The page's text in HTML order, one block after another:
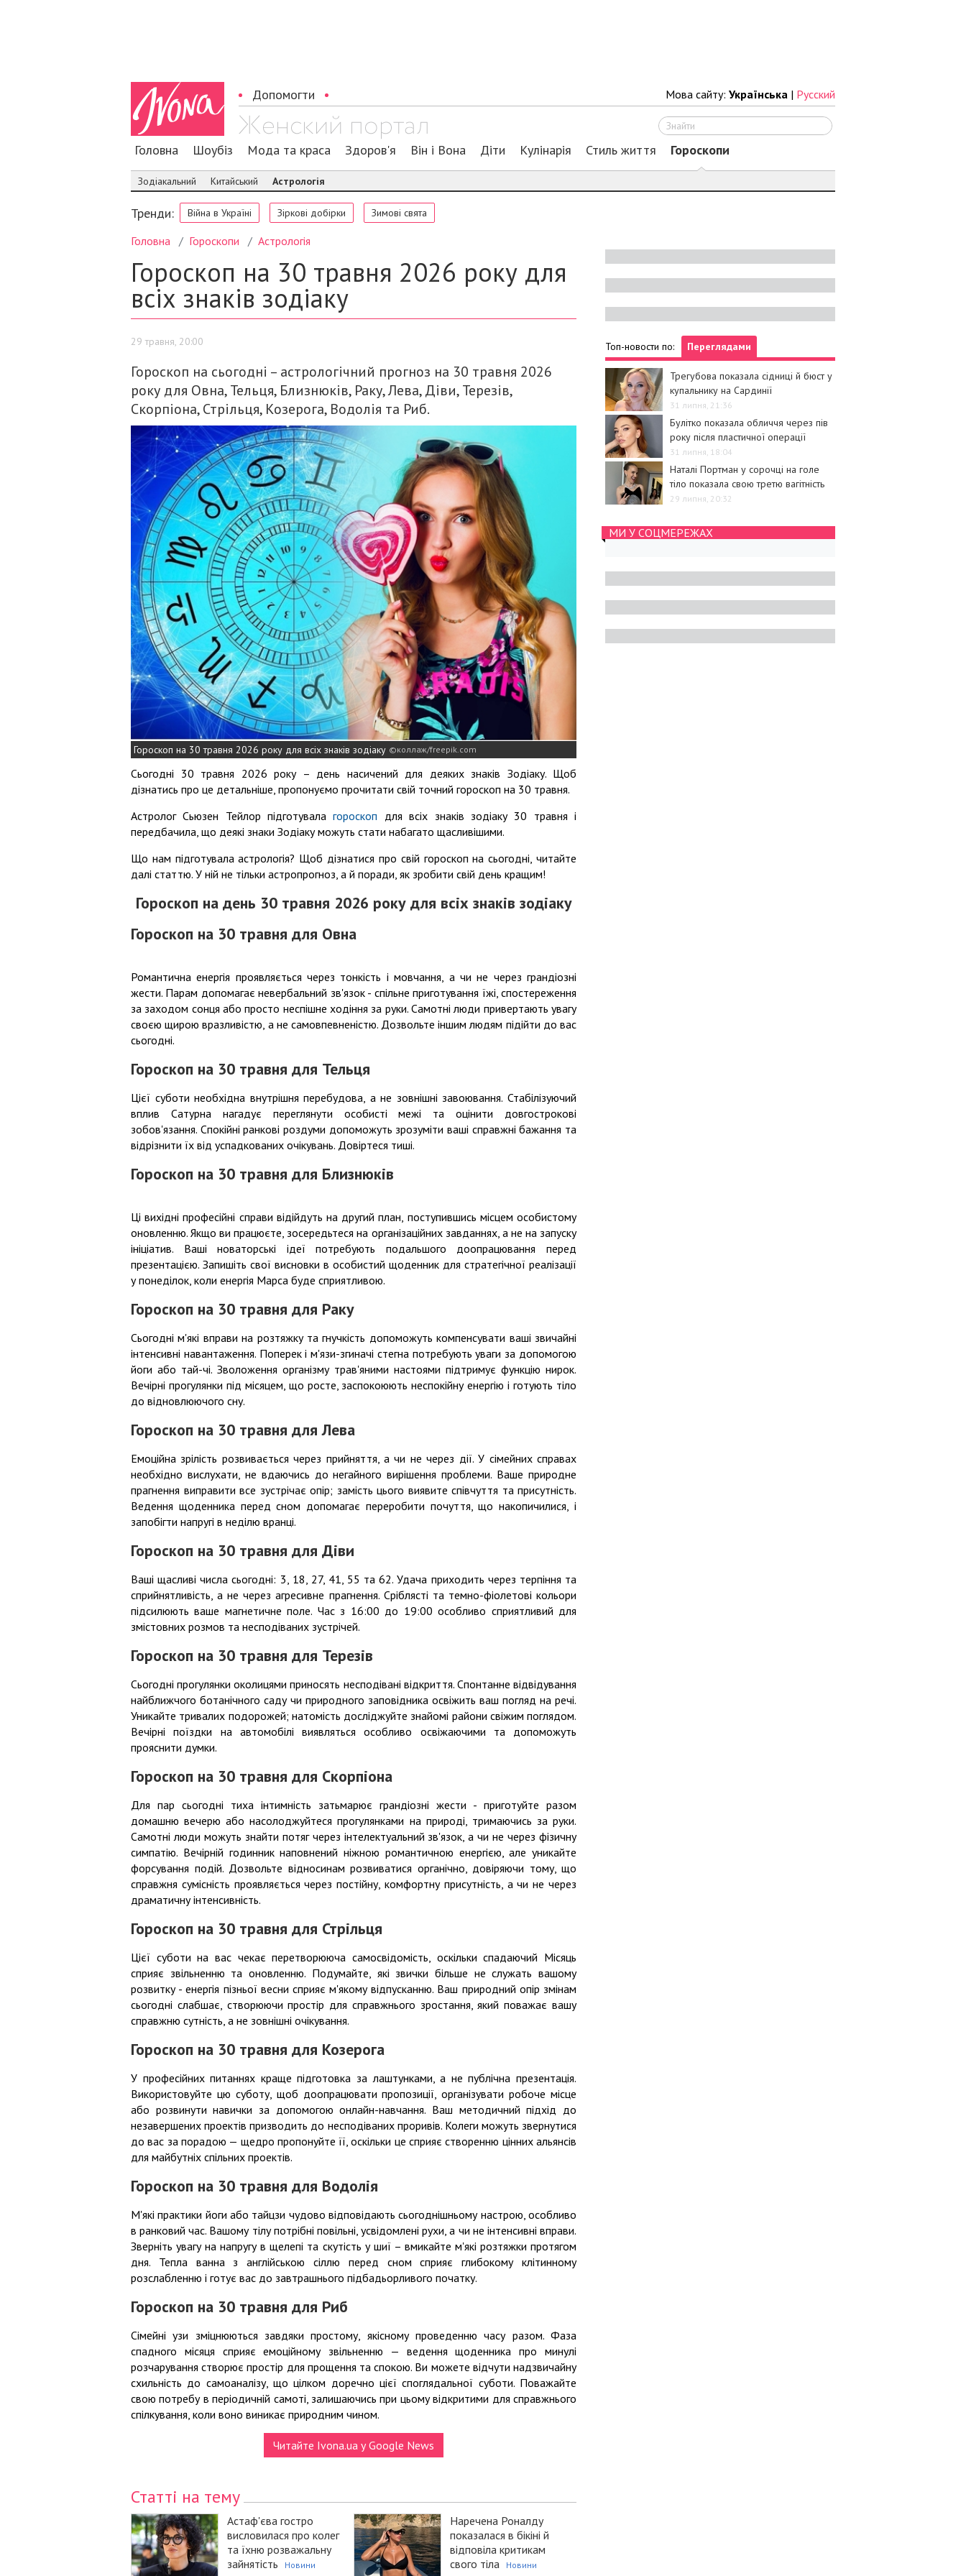
Допомогти Мова сайту: Українська | Русский
Головна Шоубіз Мода та краса Здоров'я Він і Вона Діти Кулінарія Стиль життя Гороскопи
Зодіакальний Китайський Астрологія
Тренди: Війна в Україні Зіркові добірки Зимові свята
Головна Гороскопи Астрологія
Гороскоп на 30 травня 2026 року для
всіх знаків зодіаку
29 травня, 20:00
Гороскоп на сьогодні – астрологічний прогноз на 30 травня 2026
року для Овна, Тельця, Близнюків, Раку, Лева, Діви, Терезів,
Скорпіона, Стрільця, Козерога, Водолія та Риб.
Гороскоп на 30 травня 2026 року для всіх знаків зодіаку коллаж/freepik.com
Сьогодні 30 травня 2026 року – день насичений для деяких знаків Зодіаку. Щоб
дізнатись про це детальніше, пропонуємо прочитати свій точний гороскоп на 30 травня.
Астролог Сьюзен Тейлор підготувалагороскоп для всіх знаків зодіаку 30 травня і
передбачила, що деякі знаки Зодіаку можуть стати набагато щасливішими.
Що нам підготувала астрологія? Щоб дізнатися про свій гороскоп на сьогодні, читайте
далі статтю. У ній не тільки астропрогноз, а й поради, як зробити свій день кращим!
Гороскоп на день 30 травня 2026 року для всіх знаків зодіаку
Гороскоп на 30 травня для Овна
Романтична енергія проявляється через тонкість і мовчання, а чи не через грандіозні
жести. Парам допомагає невербальний зв'язок - спільне приготування їжі, спостереження
за заходом сонця або просто неспішне ходіння за руки. Самотні люди привертають увагу
своєю щирою вразливістю, а не самовпевненістю. Дозвольте іншим людям підійти до вас
сьогодні.
Гороскоп на 30 травня для Тельця
Цієї суботи необхідна внутрішня перебудова, а не зовнішні завоювання. Стабілізуючий
вплив Сатурна нагадує переглянути особисті межі та оцінити довгострокові
зобов'язання. Спокійні ранкові роздуми допоможуть зрозуміти ваші справжні бажання та
відрізнити їх від успадкованих очікувань. Довіртеся тиші.
Гороскоп на 30 травня для Близнюків
Ці вихідні професійні справи відійдуть на другий план, поступившись місцем особистому
оновленню. Якщо ви працюєте, зосередьтеся на організаційних завданнях, а не на запуску
ініціатив. Ваші новаторські ідеї потребують подальшого доопрацювання перед
презентацією. Запишіть свої висновки в особистий щоденник для стратегічної реалізації
у понеділок, коли енергія Марса буде сприятливою.
Гороскоп на 30 травня для Раку
Сьогодні м'які вправи на розтяжку та гнучкість допоможуть компенсувати ваші звичайні
інтенсивні навантаження. Поперек і м'язи-згиначі стегна потребують уваги за допомогою
йоги або тай-чі. Зволоження організму трав'яними настоями підтримує функцію нирок.
Вечірні прогулянки під місяцем, що росте, заспокоюють неспокійну енергію і готують тіло
до відновлюючого сну.
Гороскоп на 30 травня для Лева
Емоційна зрілість розвивається через прийняття, а чи не через дії. У сімейних справах
необхідно вислухати, не вдаючись до негайного вирішення проблеми. Ваше природне
прагнення виправити все зустрічає опір; замість цього виявите співчуття та присутність.
Ведення щоденника перед сном допомагає переробити почуття, що накопичилися, і
запобігти напругі в неділю вранці.
Гороскоп на 30 травня для Діви
Ваші щасливі числа сьогодні: 3, 18, 27, 41, 55 та 62. Удача приходить через терпіння та
сприйнятливість, а не через агресивне прагнення. Сріблясті та темно-фіолетові кольори
підсилюють ваше магнетичне поле. Час з 16:00 до 19:00 особливо сприятливий для
змістовних розмов та несподіваних зустрічей.
Гороскоп на 30 травня для Терезів
Сьогодні прогулянки околицями приносять несподівані відкриття. Спонтанне відвідування
найближчого ботанічного саду чи природного заповідника освіжить ваш погляд на речі.
Уникайте тривалих подорожей; натомість досліджуйте знайомі райони свіжим поглядом.
Вечірні поїздки на автомобілі виявляться особливо освіжаючими та допоможуть
прояснити думки.
Гороскоп на 30 травня для Скорпіона
Для пар сьогодні тиха інтимність затьмарює грандіозні жести - приготуйте разом
домашню вечерю або насолоджуйтеся прогулянками на природі, тримаючись за руки.
Самотні люди можуть знайти потяг через інтелектуальний зв'язок, а чи не через фізичну
симпатію. Вечірній годинник наповнений ніжною романтичною енергією, але уникайте
форсування подій. Дозвольте відносинам розвиватися органічно, довіряючи тому, що
справжня сумісність проявляється через постійну, комфортну присутність, а чи не через
драматичну інтенсивність.
Гороскоп на 30 травня для Стрільця
Цієї суботи на вас чекає перетворююча самосвідомість, оскільки спадаючий Місяць
сприяє звільненню та оновленню. Подумайте, які звички більше не служать вашому
розвитку - енергія пізньої весни сприяє м'якому відпусканню. Ваш природний опір змінам
сьогодні слабшає, створюючи простір для справжнього зростання, який поважає вашу
справжню сутність, а не зовнішні очікування.
Гороскоп на 30 травня для Козерога
У професійних питаннях краще підготовка за лаштунками, а не публічна презентація.
Використовуйте цю суботу, щоб доопрацювати пропозиції, організувати робоче місце
або розвинути навички за допомогою онлайн-навчання. Ваш методичний підхід до
незавершених проектів призводить до несподіваних проривів. Колеги можуть звернутися
до вас за порадою — щедро пропонуйте її, оскільки це сприяє створенню цінних альянсів
для майбутніх спільних проектів.
Гороскоп на 30 травня для Водолія
М'які практики йоги або тайцзи чудово відповідають сьогоднішньому настрою, особливо
в ранковий час. Вашому тілу потрібні повільні, усвідомлені рухи, а чи не інтенсивні вправи.
Зверніть увагу на напругу в щелепі та скутість у шиї – вмикайте м'які розтяжки протягом
дня. Тепла ванна з англійською сіллю перед сном сприяє глибокому клітинному
розслабленню і готує вас до завтрашнього підбадьорливого початку.
Гороскоп на 30 травня для Риб
Сімейні узи зміцнюються завдяки простому, якісному проведенню часу разом. Фаза
спадного місяця сприяє емоційному звільненню — ведення щоденника про минулі
розчарування створює простір для прощення та спокою. Ви можете відчути надзвичайну
схильність до самоаналізу, що цілком доречно цієї споглядальної суботи. Поважайте
свою потребу в періодичній самоті, залишаючись при цьому відкритими для справжнього
спілкування, коли воно виникає природним чином.
Читайте Ivona.ua у Google News
Статті на тему
Астаф'єва гостро
висловилася про колег
та їхню розважальну
зайнятість
Новини
Наречена Роналду
показалася в бікіні й
відповіла критикам
свого тіла
Новини
Топ-новости по: Переглядами
Трегубова показала сідниці й бюст у
купальнику на Сардинії
31 липня, 21:36
Булітко показала обличчя через пів
року після пластичної операції
31 липня, 18:04
Наталі Портман у сорочці на голе
тіло показала свою третю вагітність
29 липня, 20:32
МИ У СОЦМЕРЕЖАХ